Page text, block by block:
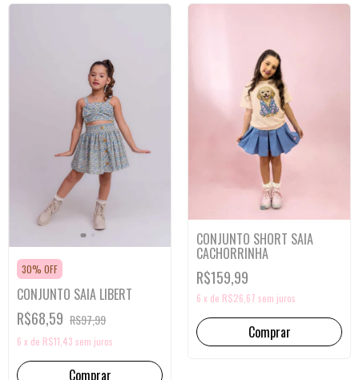
30% OFF
CONJUNTO SAIA LIBERT
R$68,59 R$97,99
6 x de R$11,43 sem juros
Comprar
CONJUNTO SHORT SAIA
CACHORRINHA
R$159,99
6 x de R$26,67 sem juros
Comprar